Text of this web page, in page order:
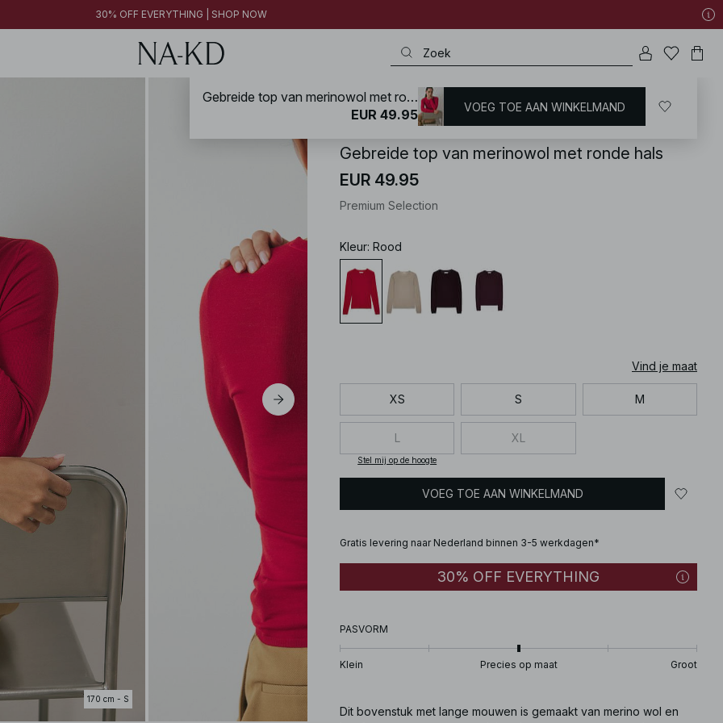
30% OFF EVERYTHING | SHOP NOW
170 cm - S
NA-KD / Hoogwaardige kwaliteit
Gebreide top van merinowol met ronde hals
EUR 49.95
Premium Selection
Kleur: Rood
Vind je maat
XS S M
L
Stel mij op de hoogte
XL
VOEG TOE AAN WINKELMAND
Gratis levering naar Nederland binnen 3-5 werkdagen*
30% OFF EVERYTHING
PASVORM
Klein Precies op maat Groot
Dit bovenstuk met lange mouwen is gemaakt van merino wol en
Gebreide top van merinowol met ronde hals
EUR 49.95
VOEG TOE AAN WINKELMAND